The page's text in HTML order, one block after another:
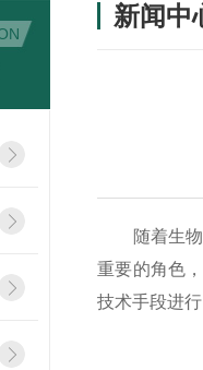
新闻中
随着生物学
重要的角色
技术手段进